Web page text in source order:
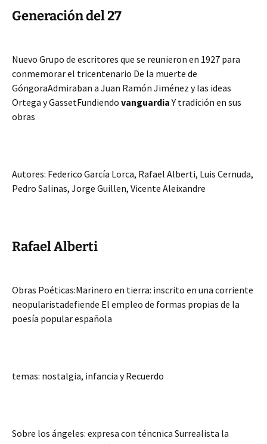
Generación del 27
Nuevo Grupo de escritores que se reunieron en 1927 para
conmemorar el tricentenario De la muerte de
GóngoraAdmiraban a Juan Ramón Jiménez y las ideas
Ortega y GassetFundiendo vanguardiaY tradición en sus
obras
Autores: Federico García Lorca, Rafael Alberti, Luis Cernuda,
Pedro Salinas, Jorge Guillen, Vicente Aleixandre
Rafael Alberti
Obras Poéticas:Marinero en tierra: inscrito en una corriente
neopularistadefiende El empleo de formas propias de la
poesía popular española
temas: nostalgia, infancia y Recuerdo
Sobre los ángeles: expresa con téncnica Surrealista la